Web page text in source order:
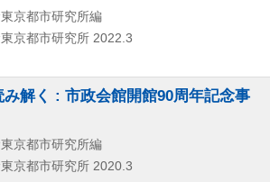
京都市研究所編
京都市研究所 2022.3
解く : 市政会館開館90周年記念事
京都市研究所編
京都市研究所 2020.3